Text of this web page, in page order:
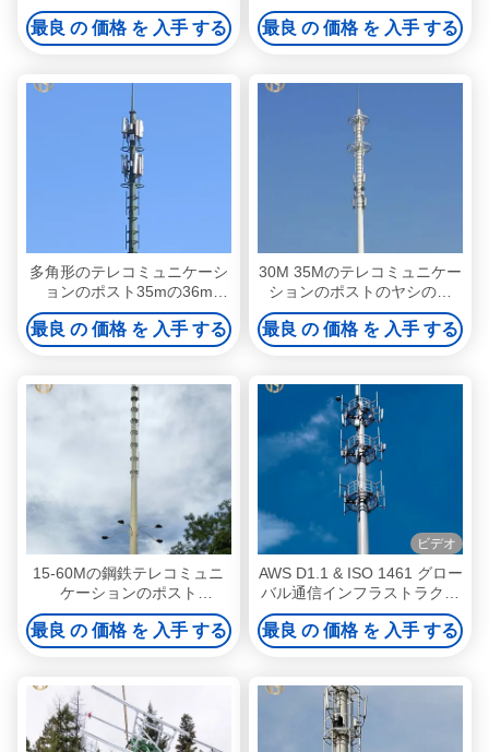
年数
最良 の 価格 を 入手 する
ポストのMonopole電気通信
タワー30M 36M
最良 の 価格 を 入手 する
多角形のテレコミュニケーシ
ョンのポスト35mの36m
Monopole電気通信はそびえ
ている
最良 の 価格 を 入手 する
30M 35Mのテレコミュニケー
ションのポストのヤシの木
Monopole伝達タワー
最良 の 価格 を 入手 する
15-60Mの鋼鉄テレコミュニ
ケーションのポスト
Monopoleテレコミュニケー
ションはそびえている
最良 の 価格 を 入手 する
ビデオ
AWS D1.1 & ISO 1461 グロー
バル通信インフラストラクチ
ャのための認証された独占通
信塔
最良 の 価格 を 入手 する